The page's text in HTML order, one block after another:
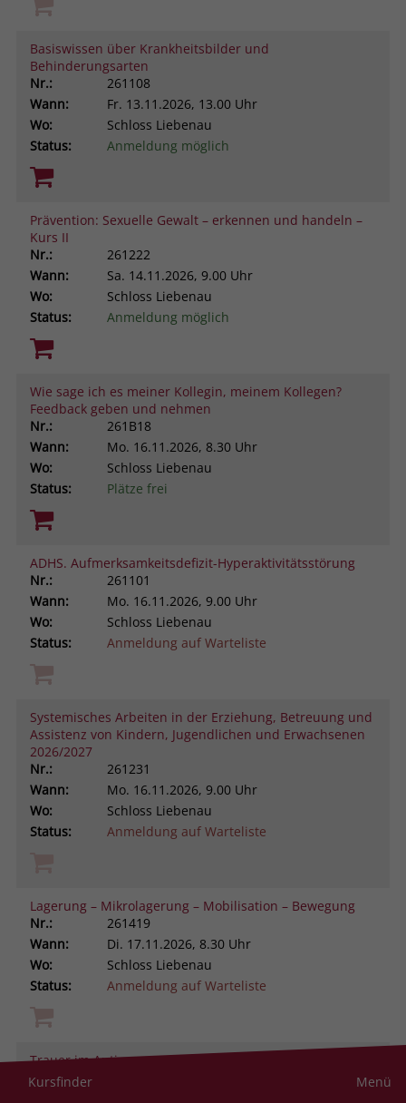
Basiswissen über Krankheitsbilder und
Behinderungsarten
Nr.:
261108
Wann:
Fr. 13.11.2026, 13.00 Uhr
Wo:
Schloss Liebenau
Status:
Anmeldung möglich
Prävention: Sexuelle Gewalt – erkennen und handeln –
Kurs II
Nr.:
261222
Wann:
Sa. 14.11.2026, 9.00 Uhr
Wo:
Schloss Liebenau
Status:
Anmeldung möglich
Wie sage ich es meiner Kollegin, meinem Kollegen?
Feedback geben und nehmen
Nr.:
261B18
Wann:
Mo. 16.11.2026, 8.30 Uhr
Wo:
Schloss Liebenau
Status:
Plätze frei
ADHS. Aufmerksamkeitsdefizit-Hyperaktivitätsstörung
Nr.:
261101
Wann:
Mo. 16.11.2026, 9.00 Uhr
Wo:
Schloss Liebenau
Status:
Anmeldung auf Warteliste
Systemisches Arbeiten in der Erziehung, Betreuung und
Assistenz von Kindern, Jugendlichen und Erwachsenen
2026/2027
Nr.:
261231
Wann:
Mo. 16.11.2026, 9.00 Uhr
Wo:
Schloss Liebenau
Status:
Anmeldung auf Warteliste
Lagerung – Mikrolagerung – Mobilisation – Bewegung
Nr.:
261419
Wann:
Di. 17.11.2026, 8.30 Uhr
Wo:
Schloss Liebenau
Status:
Anmeldung auf Warteliste
Trauer im Autismus-Spektrum verstehen und begleiten
Nr.:
Kursfinder Menü